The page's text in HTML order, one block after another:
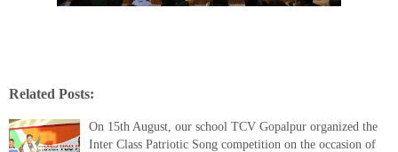
Related Posts:
On 15th August, our school TCV Gopalpur organized the
Inter Class Patriotic Song competition on the occasion of